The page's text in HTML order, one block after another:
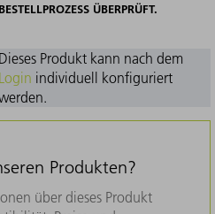
BESTELLPROZESS ÜBERPRÜFT.
Dieses Produkt kann nach dem
Login individuell konfiguriert
Produkten?
über dieses Produkt